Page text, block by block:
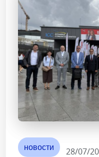
новости 28/07/